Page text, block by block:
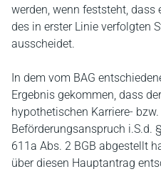
werden, wenn feststeht, dass
des in erster Linie verfolgten
ausscheidet.
In dem vom BAG
Ergebnis gekommen, dass
hypothetischen Karriere-
Beförderungsanspruch i.S.d.
611a Abs. 2 BGB abgestellt
über diesen Hauptantrag